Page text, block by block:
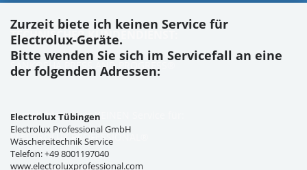
Zurzeit biete ich keinen Service für
Electrolux-Geräte.
Bitte wenden Sie sich im Servicefall an eine
der folgenden Adressen:
Electrolux Tübingen
Electrolux Professional GmbH
Wäschereitechnik Service
Telefon: +49 8001197040
www.electroluxprofessional.com
TECHNISCHER KUNDENDIENST:
SANKOSHA PRESS AND PROGRESS®
Zurzeit bieten wir KEINEN Service für:
ELECTROLUX PROFESSIONAL®